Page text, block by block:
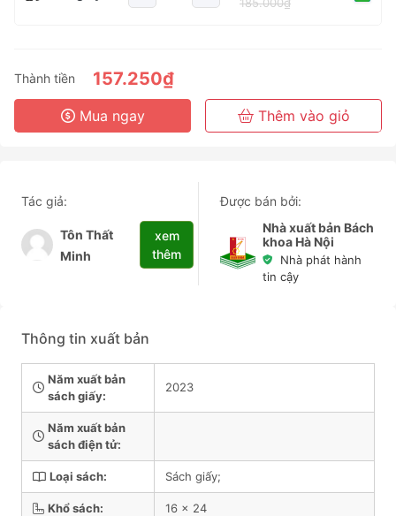
Thành tiền 157.250₫
Mua ngay Thêm vào giỏ
Tác giả:
Tôn Thất
Minh
xem
thêm
Được bán bởi:
Nhà xuất bản Bách
khoa Hà Nội
Nhà phát hành
tin cậy
Thông tin xuất bản
Năm xuất bản
sách giấy:
2023
Năm xuất bản
sách điện tử:
Loại sách: Sách giấy;
Khổ sách: 16 x 24